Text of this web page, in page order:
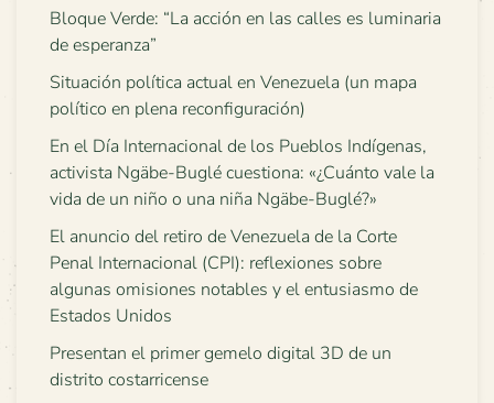
Bloque Verde: “La acción en las calles es luminaria
de esperanza”
Situación política actual en Venezuela (un mapa
político en plena reconfiguración)
En el Día Internacional de los Pueblos Indígenas,
activista Ngäbe-Buglé cuestiona: «¿Cuánto vale la
vida de un niño o una niña Ngäbe-Buglé?»
El anuncio del retiro de Venezuela de la Corte
Penal Internacional (CPI): reflexiones sobre
algunas omisiones notables y el entusiasmo de
Estados Unidos
Presentan el primer gemelo digital 3D de un
distrito costarricense